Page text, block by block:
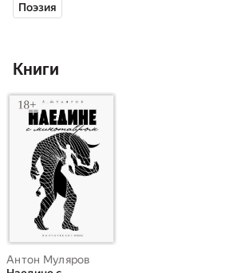
Поэзия
Книги
Антон Муляров